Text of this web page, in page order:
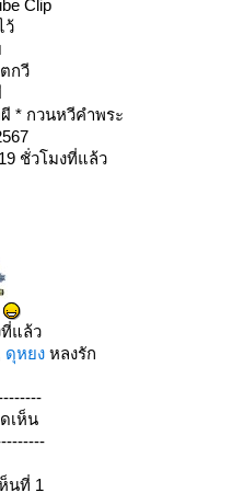
Clip
ว้
กวี
* กวนหวีคำพระ
ชั่วโมงที่แล้ว
ที่แล้ว
ดุหยง หลงรัก
เห็น
นที่ 1